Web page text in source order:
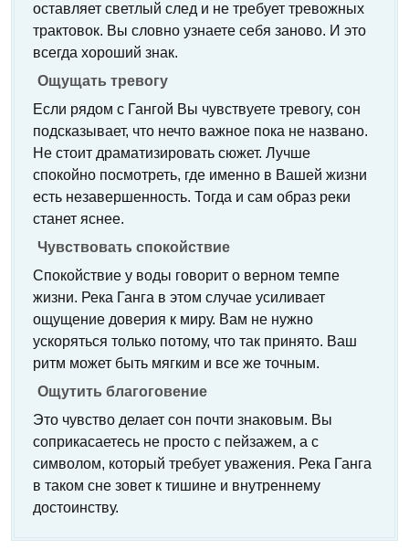
оставляет светлый след и не требует тревожных
трактовок. Вы словно узнаете себя заново. И это
всегда хороший знак.
Ощущать тревогу
Если рядом с Гангой Вы чувствуете тревогу, сон
подсказывает, что нечто важное пока не названо.
Не стоит драматизировать сюжет. Лучше
спокойно посмотреть, где именно в Вашей жизни
есть незавершенность. Тогда и сам образ реки
станет яснее.
Чувствовать спокойствие
Спокойствие у воды говорит о верном темпе
жизни. Река Ганга в этом случае усиливает
ощущение доверия к миру. Вам не нужно
ускоряться только потому, что так принято. Ваш
ритм может быть мягким и все же точным.
Ощутить благоговение
Это чувство делает сон почти знаковым. Вы
соприкасаетесь не просто с пейзажем, а с
символом, который требует уважения. Река Ганга
в таком сне зовет к тишине и внутреннему
достоинству.